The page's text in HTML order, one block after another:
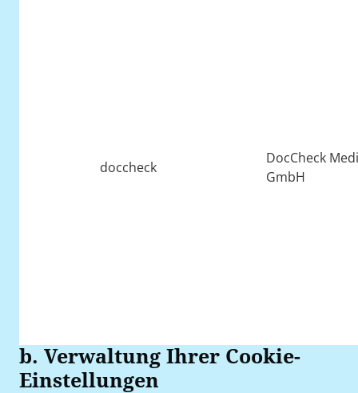
doccheck
DocCheck
GmbH
b. Verwaltung Ihrer Cookie-
Einstellungen